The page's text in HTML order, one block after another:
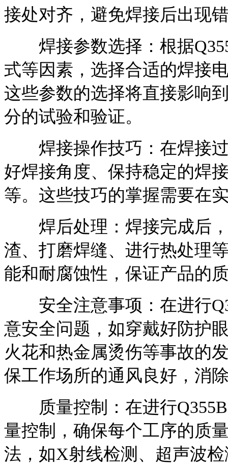
接处对齐，避免焊接后出现
焊接参数选择：根据
式等因素，选择合适的焊接
这些参数的选择将直接影响
分的试验和验证。
焊接操作技巧：在焊接过
好焊接角度、保持稳定的焊
等。这些技巧的掌握需要在
焊后处理：焊接完成后，
渣、打磨焊缝、进行热处理
能和耐腐蚀性，保证产品的
安全注意事项：在进行
意安全问题，如穿戴好防护
火花和热金属烫伤等事故的
保工作场所的通风良好，消
质量控制：在进行Q355B
量控制，确保每个工序的质
法，如X射线检测、超声波